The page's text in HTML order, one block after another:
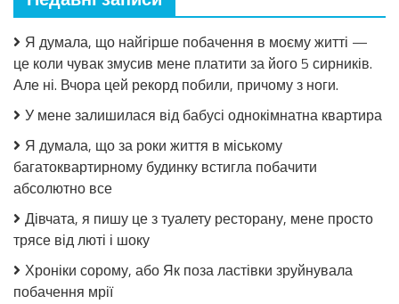
Я думала, що найгірше побачення в моєму житті —
це коли чувак змусив мене платити за його 5 сирників.
Але ні. Вчора цей рекорд побили, причому з ноги.
У мене залишилася від бабусі однокімнатна квартира
Я думала, що за роки життя в міському
багатоквартирному будинку встигла побачити
абсолютно все
Дівчата, я пишу це з туалету ресторану, мене просто
трясе від люті і шоку
Хроніки сорому, або Як поза ластівки зруйнувала
побачення мрії